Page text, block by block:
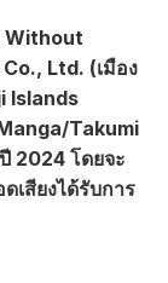
Without
Ltd. (เมือง
Islands
Takumi
2024 โดยจะ
เสียงได้รับการ